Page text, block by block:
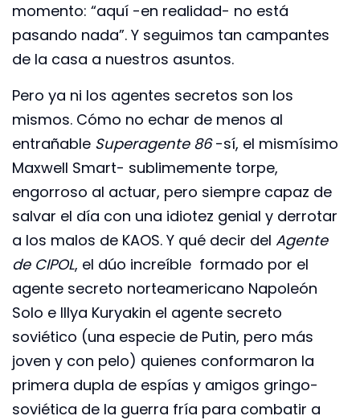
momento: “aquí -en realidad- no está
pasando nada”. Y seguimos tan campantes
de la casa a nuestros asuntos.
Pero ya ni los agentes secretos son los
mismos. Cómo no echar de menos al
entrañable Superagente 86-sí, el mismísimo
Maxwell Smart- sublimemente torpe,
engorroso al actuar, pero siempre capaz de
salvar el día con una idiotez genial y derrotar
a los malos de KAOS. Y qué decir del Agente
de CIPOL, el dúo increíble formado por el
agente secreto norteamericano Napoleón
Solo e Illya Kuryakin el agente secreto
soviético (una especie de Putin, pero más
joven y con pelo) quienes conformaron la
primera dupla de espías y amigos gringo-
soviética de la guerra fría para combatir a